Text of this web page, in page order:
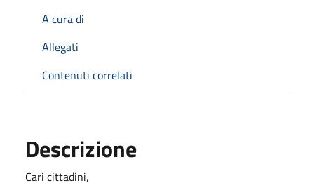
A cura di
Allegati
Contenuti correlati
Descrizione
Cari cittadini,